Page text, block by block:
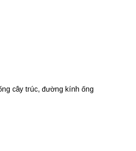
cây trúc, đường kính ống